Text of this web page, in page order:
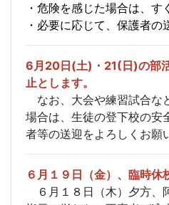
・危険を感じた場合は、す
・必要に応じて、保護者の
6月20日(土)・21(日)の部
止とします。
なお、大会や練習試合な
場合は、生徒の登下校の安
者等の送迎をよろしくお願
６月１９日（金）、臨時休
６月１８日（木）夕方、